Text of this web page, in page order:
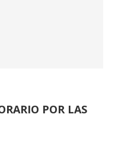
POR LAS